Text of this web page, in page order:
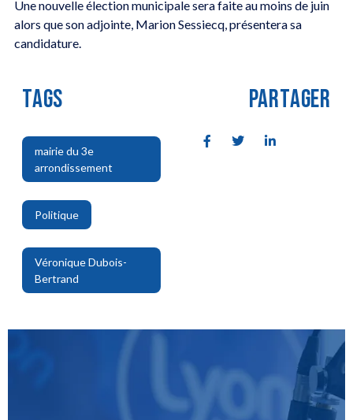
Une nouvelle élection municipale sera faite au moins de juin
alors que son adjointe, Marion Sessiecq, présentera sa
candidature.
TAGS
mairie du 3e
arrondissement
,
Politique
,
Véronique Dubois-
Bertrand
PARTAGER